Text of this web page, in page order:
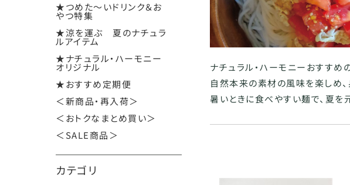
★つめた～いドリンク＆お
やつ特集
★涼を運ぶ 夏のナチュラ
ルアイテム
★ナチュラル・ハーモニー
オリジナル
★おすすめ定期便
＜新商品・再入荷＞
＜おトクなまとめ買い＞
＜SALE商品＞
カテゴリ
ナチュラル・ハーモニーおすすめ
自然本来の素材の風味を楽しめ
暑いときに食べやすい麺で、夏を